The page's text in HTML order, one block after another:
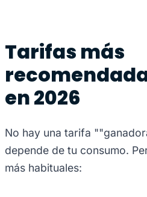
Tarifas más
en 2026
No hay una tarifa
depende de tu consumo.
más habituales: